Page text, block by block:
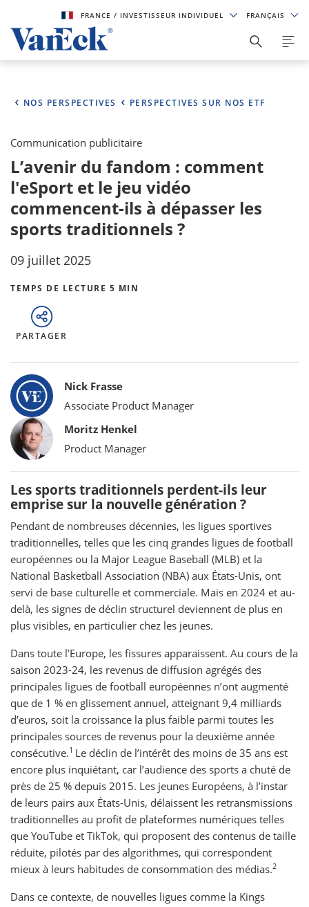
FRANCE/ INVESTISSEUR INDIVIDUEL FRANÇAIS
NOS PERSPECTIVES PERSPECTIVES SUR NOS ETF
Communication publicitaire
L’avenir du fandom : comment
l'eSport et le jeu vidéo
commencent-ils à dépasser les
sports traditionnels ?
09 juillet 2025
TEMPS DE LECTURE 5 MIN
PARTAGER
Bylines
Nick Frasse
Associate Product Manager
Moritz Henkel
Product Manager
Les sports traditionnels perdent-ils leur
emprise sur la nouvelle génération ?
Pendant de nombreuses décennies, les ligues sportives
traditionnelles, telles que les cinq grandes ligues de football
européennes ou la Major League Baseball (MLB) et la
National Basketball Association (NBA) aux États-Unis, ont
servi de base culturelle et commerciale. Mais en 2024 et au-
delà, les signes de déclin structurel deviennent de plus en
plus visibles, en particulier chez les jeunes.
Dans toute l’Europe, les fissures apparaissent. Au cours de la
saison 2023-24, les revenus de diffusion agrégés des
principales ligues de football européennes n’ont augmenté
que de 1 % en glissement annuel, atteignant 9,4 milliards
d’euros, soit la croissance la plus faible parmi toutes les
principales sources de revenus pour la deuxième année
consécutive.1 Le déclin de l’intérêt des moins de 35 ans est
encore plus inquiétant, car l’audience des sports a chuté de
près de 25 % depuis 2015. Les jeunes Européens, à l’instar
de leurs pairs aux États-Unis, délaissent les retransmissions
traditionnelles au profit de plateformes numériques telles
que YouTube et TikTok, qui proposent des contenus de taille
réduite, pilotés par des algorithmes, qui correspondent
mieux à leurs habitudes de consommation des médias.2
Dans ce contexte, de nouvelles ligues comme la Kings